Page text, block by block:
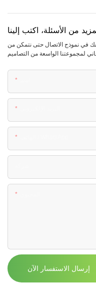
من الأسئلة، اكتب إلينا
في نموذج الاتصال حتى نتمكن من
إرسال الاستفسار الآن